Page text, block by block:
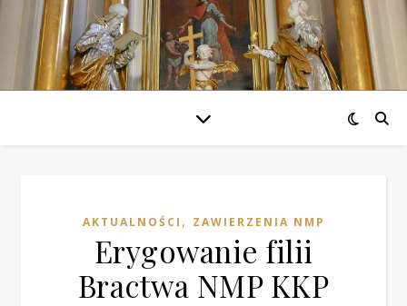
AKTUALNOŚCI , ZAWIERZENIA NMP
Erygowanie filii
Bractwa NMP KKP